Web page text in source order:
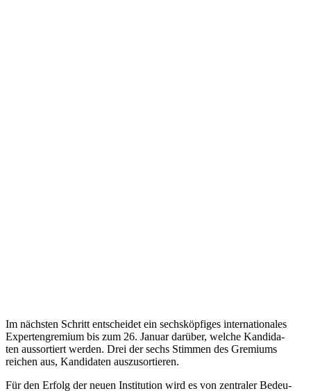
Im nächs­ten Schritt ent­schei­det ein sechs­köp­fi­ges inter­na­tio­na­les
Exper­ten­gre­mium bis zum 26. Januar darüber, welche Kan­di­da­
ten aus­sor­tiert werden. Drei der sechs Stimmen des Gre­mi­ums
reichen aus, Kan­di­da­ten auszusortieren.
Für den Erfolg der neuen Insti­tu­tion wird es von zen­tra­ler Bedeu­